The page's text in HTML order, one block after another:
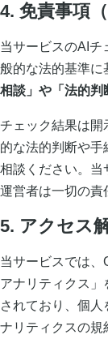
4. 免責事項
当サービスのAIチ
般的な法的基準に
相談」や「法的判
チェック結果は開
的な法的判断や
相談ください。当
運営者は一切の責
5. アクセス
当サービスでは
アナリティクス
されており、個
ナリティクスの規